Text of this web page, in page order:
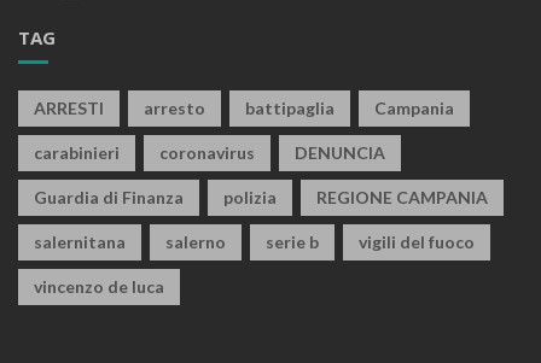
TAG
ARRESTI arresto battipaglia Campania
carabinieri coronavirus DENUNCIA
Guardia di Finanza polizia REGIONE CAMPANIA
salernitana salerno serie b vigili del fuoco
vincenzo de luca